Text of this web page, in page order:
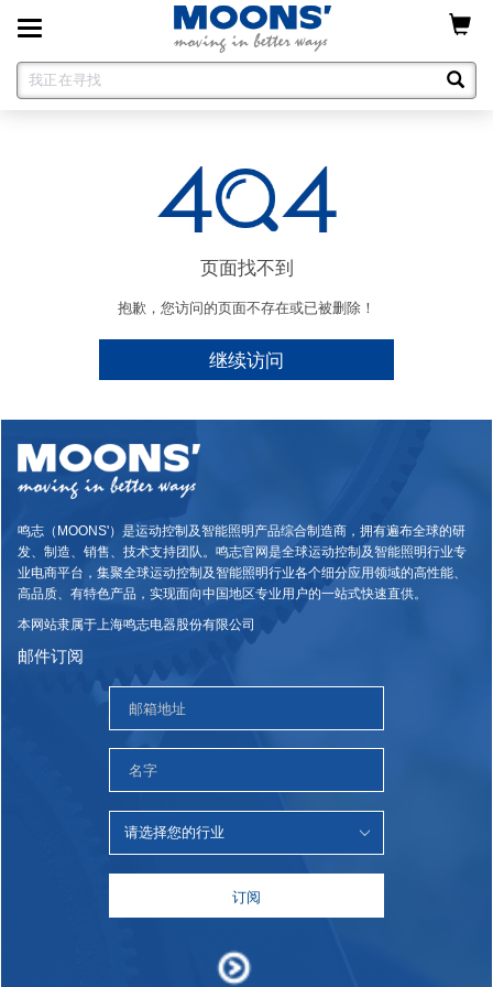
Toggle
navigation
页面找不到
抱歉，您访问的页面不存在或已被删除！
继续访问
鸣志（MOONS'）是运动控制及智能照明产品综合制造商，拥有遍布全球的研
发、制造、销售、技术支持团队。鸣志官网是全球运动控制及智能照明行业专
业电商平台，集聚全球运动控制及智能照明行业各个细分应用领域的高性能、
高品质、有特色产品，实现面向中国地区专业用户的一站式快速直供。
本网站隶属于上海鸣志电器股份有限公司
邮件订阅
订阅